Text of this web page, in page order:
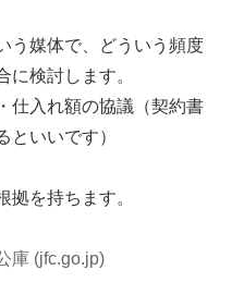
う媒体で、どういう頻度
に検討します。
仕入れ額の協議（契約書
といいです）
拠を持ちます。
庫 (jfc.go.jp)